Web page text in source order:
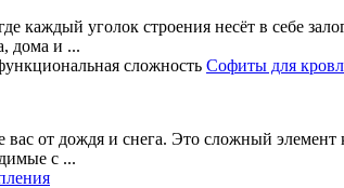
каждый уголок строения несёт в себе
дома и ...
Софиты для
от дождя и снега. Это сложный
с ...